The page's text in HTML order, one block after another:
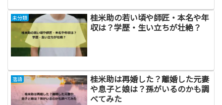
未分類
桂米助の若い頃や師匠・本名や年
収は？学歴・生い立ちが壮絶？
落語
桂米助は再婚した？離婚した元妻
や息子と娘は？孫がいるのかも調
べてみた